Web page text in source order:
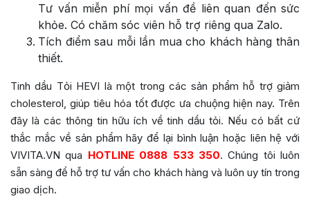
Tư vấn miễn phí mọi vấn đề liên quan đến sức
khỏe. Có chăm sóc viên hỗ trợ riêng qua Zalo.
Tích điểm sau mỗi lần mua cho khách hàng thân
thiết.
Tinh dầu Tỏi HEVI là một trong các sản phẩm hỗ trợ giảm
cholesterol, giúp tiêu hóa tốt được ưa chuộng hiện nay. Trên
đây là các thông tin hữu ích về tinh dầu tỏi. Nếu có bất cứ
thắc mắc về sản phẩm hãy để lại bình luận hoặc liên hệ với
VIVITA.VN qua HOTLINE 0888 533 350. Chúng tôi luôn
sẵn sàng để hỗ trợ tư vấn cho khách hàng và luôn uy tín trong
giao dịch.